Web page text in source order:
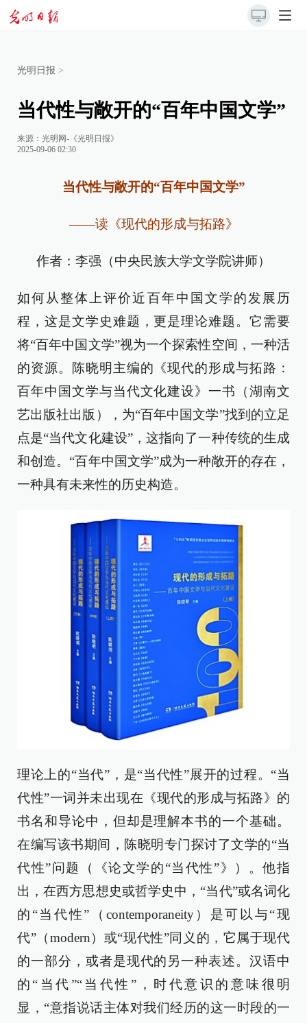
光明日报 >
当代性与敞开的“百年中国文学”
来源： 光明网-《光明日报》
2025-09-06 02:30
当代性与敞开的“百年中国文学”
——读《现代的形成与拓路》
作者：李强（中央民族大学文学院讲师）
如何从整体上评价近百年中国文学的发展历
程，这是文学史难题，更是理论难题。它需要
将“百年中国文学”视为一个探索性空间，一种活
的资源。陈晓明主编的《现代的形成与拓路：
百年中国文学与当代文化建设》一书（湖南文
艺出版社出版），为“百年中国文学”找到的立足
点是“当代文化建设”，这指向了一种传统的生成
和创造。“百年中国文学”成为一种敞开的存在，
一种具有未来性的历史构造。
理论上的“当代”，是“当代性”展开的过程。“当
代性”一词并未出现在《现代的形成与拓路》的
书名和导论中，但却是理解本书的一个基础。
在编写该书期间，陈晓明专门探讨了文学的“当
代性”问题（《论文学的“当代性”》）。他指
出，在西方思想史或哲学史中，“当代”或名词化
的“当代性”（contemporaneity）是可以与“现
代”（modern）或“现代性”同义的，它属于现代
的一部分，或者是现代的另一种表述。汉语中
的“当代”“当代性”，时代意识的意味很明
显，“意指说话主体对我们经历的这一时段的一